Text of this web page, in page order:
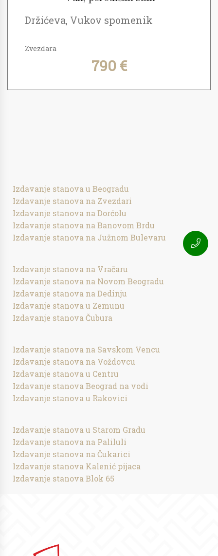
Držićeva, Vukov spomenik
Zvezdara
790 €
Izdavanje stanova u Beogradu
Izdavanje stanova na Zvezdari
Izdavanje stanova na Dorćolu
Izdavanje stanova na Banovom Brdu
Izdavanje stanova na Južnom Bulevaru
Izdavanje stanova na Vračaru
Izdavanje stanova na Novom Beogradu
Izdavanje stanova na Dedinju
Izdavanje stanova u Zemunu
Izdavanje stanova Čubura
Izdavanje stanova na Savskom Vencu
Izdavanje stanova na Voždovcu
Izdavanje stanova u Centru
Izdavanje stanova Beograd na vodi
Izdavanje stanova u Rakovici
Izdavanje stanova u Starom Gradu
Izdavanje stanova na Paliluli
Izdavanje stanova na Čukarici
Izdavanje stanova Kalenić pijaca
Izdavanje stanova Blok 65